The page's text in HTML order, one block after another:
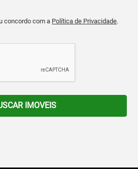
concordo com a Política de Privacidade.
IMOVEIS